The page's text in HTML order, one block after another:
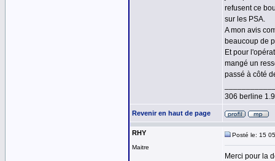
refusent ce
sur les PSA.
A mon avis
beaucoup de
Et pour
mangé un
passé à côté
306 berline
Revenir en haut de page
RHY
Maitre
Posté le: 15
Merci pour la